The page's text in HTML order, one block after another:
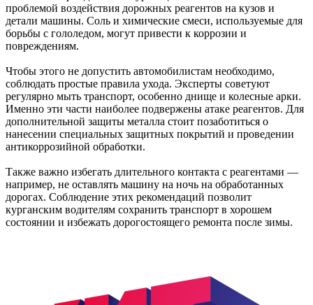
проблемой воздействия дорожных реагентов на кузов и
детали машины. Соль и химические смеси, используемые для
борьбы с гололедом, могут привести к коррозии и
повреждениям.
Чтобы этого не допустить автомобилистам необходимо,
соблюдать простые правила ухода. Эксперты советуют
регулярно мыть транспорт, особенно днище и колесные арки.
Именно эти части наиболее подвержены атаке реагентов. Для
дополнительной защиты металла стоит позаботиться о
нанесении специальных защитных покрытий и проведении
антикоррозийной обработки.
Также важно избегать длительного контакта с реагентами —
например, не оставлять машину на ночь на обработанных
дорогах. Соблюдение этих рекомендаций позволит
курганским водителям сохранить транспорт в хорошем
состоянии и избежать дорогостоящего ремонта после зимы.